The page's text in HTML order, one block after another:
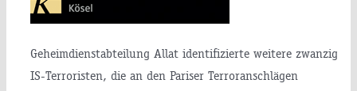
Geheimdienstabteilung Allat identifizierte weitere zwanzig
IS-Terroristen, die an den Pariser Terroranschlägen